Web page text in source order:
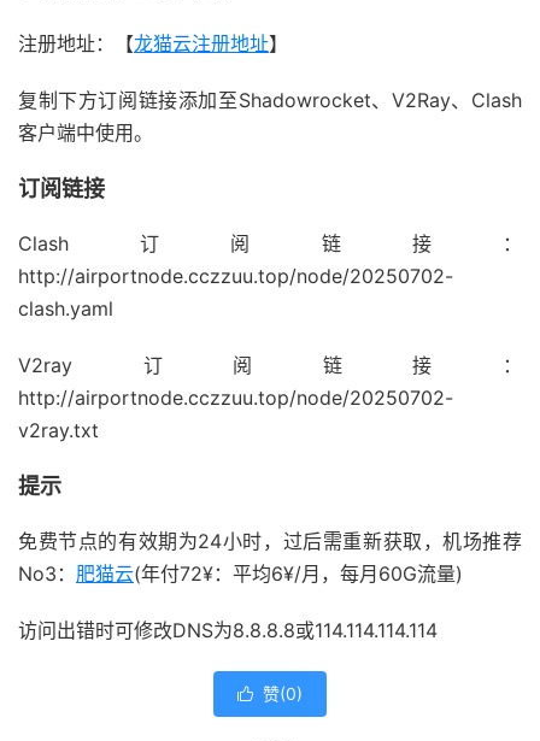
注册地址：【龙猫云注册地址】
复制下方订阅链接添加至Shadowrocket、V2Ray、Clash
客户端中使用。
订阅链接
Clash订阅链接：
http://airportnode.cczzuu.top/node/20250702-
clash.yaml
V2ray订阅链接：
http://airportnode.cczzuu.top/node/20250702-
v2ray.txt
提示
免费节点的有效期为24小时，过后需重新获取，机场推荐
No3： 肥猫云(年付72¥：平均6¥/月，每月60G流量)
访问出错时可修改DNS为8.8.8.8或114.114.114.114
 赞(0)